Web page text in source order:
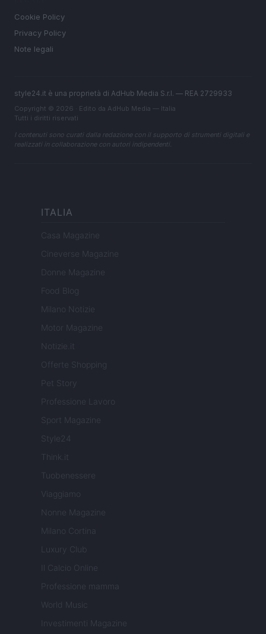
Cookie Policy
Privacy Policy
Note legali
style24.it è una proprietà di AdHub Media S.r.l. — REA 2729933
Copyright © 2026 · Edito da AdHub Media — Italia
Tutti i diritti riservati
I contenuti sono curati dalla redazione con il supporto di strumenti digitali e
realizzati in collaborazione con autori indipendenti.
ITALIA
Casa Magazine
Cineverse Magazine
Donne Magazine
Food Blog
Milano Notizie
Motor Magazine
Notizie.it
Offerte Shopping
Pet Story
Professione Lavoro
Sport Magazine
Style24
Think.it
Tuobenessere
Viaggiamo
Nonne Magazine
Milano Cortina
Luxury Club
Il Calcio Online
Professione mamma
World Music
Investimenti Magazine